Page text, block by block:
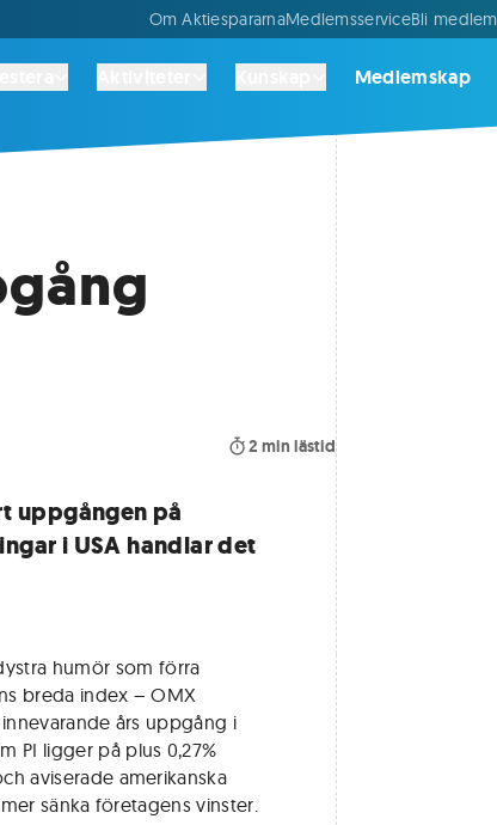
Om AktiespararnaMedlemsserviceBli medlem
Medlemskap
2 min lästid
uppgången på
i USA handlar det
humör som förra
breda index – OMX
års uppgång i
PI ligger på plus 0,27%
aviserade amerikanska
sänka företagens vinster.